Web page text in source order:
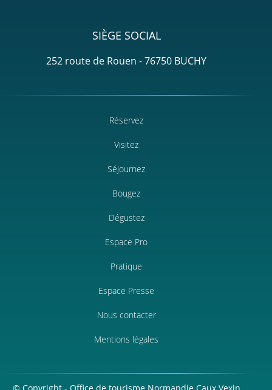
SIÈGE SOCIAL
252 route de Rouen - 76750 BUCHY
Réservez
Visitez
Séjournez
Bougez
Dégustez
Espace Pro
Pratique
Espace Presse
Nous contacter
Mentions légales